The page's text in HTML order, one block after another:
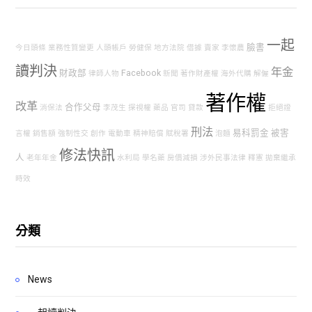
今日頭條 業務性質變更 人頭帳戶 勞健保 地方法院 借據 賣家 李懷農 臉書 一起
讀判決 財政部 律師人物 Facebook 新聞 著作財產權 海外代購 解僱 年金
改革 消保法 合作父母 李茂生 探視權 藥品 官司 貸款 著作權 拒絕證
言權 銷售額 強制性交 創作 電動車 精神賠償 賦稅署 刑法 泡麵 易科罰金 被害
人 老年年金 修法快訊 水利局 學名藥 房價減損 涉外民事法律 釋憲 拋棄繼承
時效
分類
News